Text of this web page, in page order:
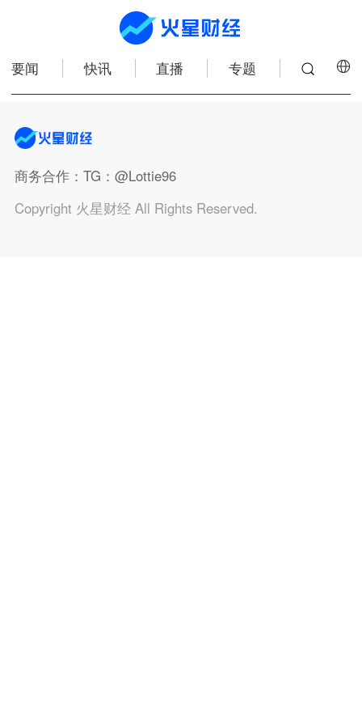
要闻 快讯 直播 专题
商务合作：TG：@Lottie96
Copyright 火星财经 All Rights Reserved.